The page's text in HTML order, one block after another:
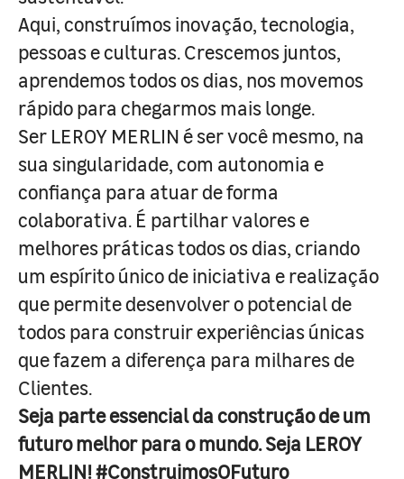
Aqui, construímos inovação, tecnologia,
pessoas e culturas. Crescemos juntos,
aprendemos todos os dias, nos movemos
rápido para chegarmos mais longe.
Ser LEROY MERLIN é ser você mesmo, na
sua singularidade, com autonomia e
confiança para atuar de forma
colaborativa. É partilhar valores e
melhores práticas todos os dias, criando
um espírito único de iniciativa e realização
que permite desenvolver o potencial de
todos para construir experiências únicas
que fazem a diferença para milhares de
Clientes.
Seja parte essencial da construção de um
futuro melhor para o mundo. Seja LEROY
MERLIN! #ConstruimosOFuturo